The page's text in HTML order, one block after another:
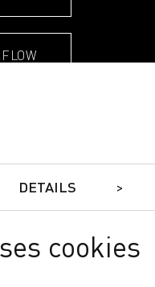
DETAILS
cookies